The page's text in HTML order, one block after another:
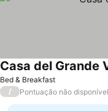
Bed & Breakfast
Casa del Grande
/ Pontuação não disponível